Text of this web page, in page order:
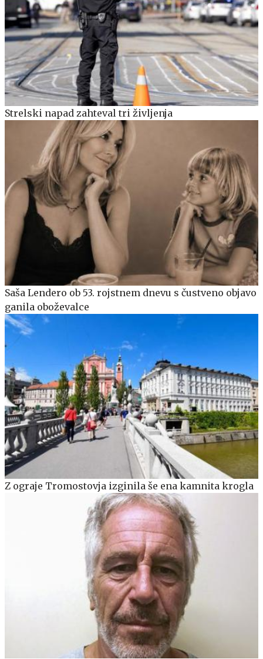
Strelski napad zahteval tri življenja
Saša Lendero ob 53. rojstnem dnevu s čustveno objavo
ganila oboževalce
Z ograje Tromostovja izginila še ena kamnita krogla